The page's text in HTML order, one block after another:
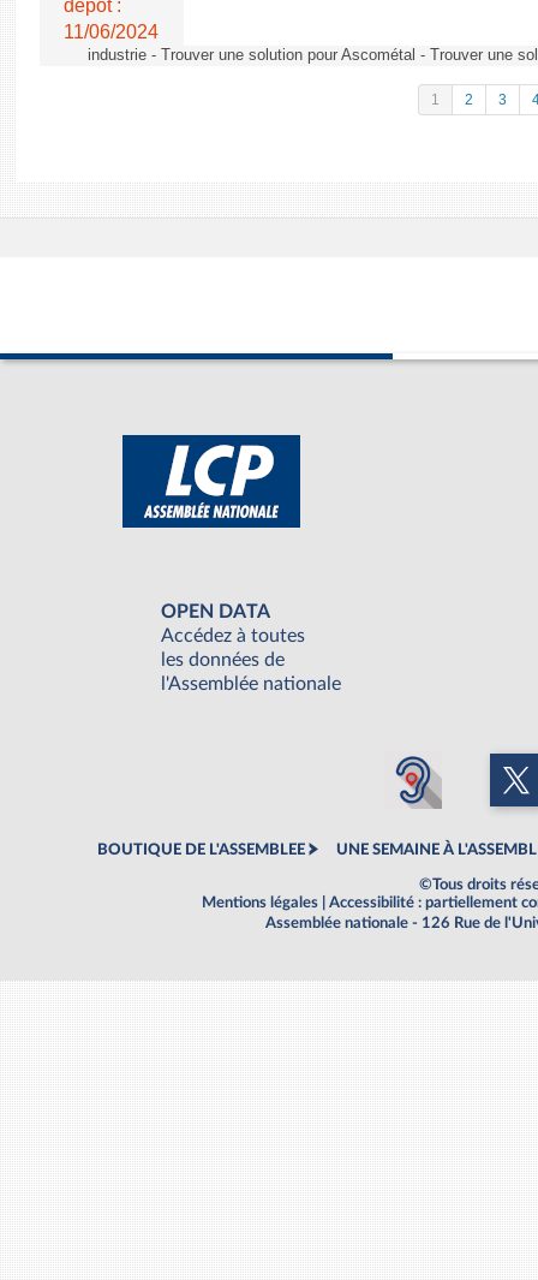
dépôt :
11/06/2024
industrie - Trouver une solution pour Ascométal - Trouver une
1 2 3
OPEN DATA
Accédez à toutes
les données de
l'Assemblée nationale
BOUTIQUE DE L'ASSEMBLEE UNE SEMAINE À
©Tous droits
Mentions légales
Accessibilité : partiellement
Assemblée nationale - 126 Rue de